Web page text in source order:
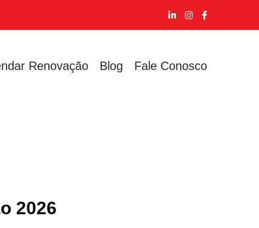
Renovação Blog Fale Conosco
2026